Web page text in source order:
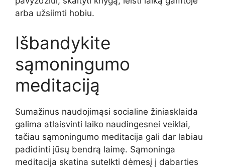
arba užsiimti hobiu.
Išbandykite
sąmoningumo
meditaciją
Sumažinus naudojimąsi socialine žiniasklaida
galima atlaisvinti laiko naudingesnei veiklai,
tačiau sąmoningumo meditacija gali dar labiau
padidinti jūsų bendrą laimę. Sąmoninga
meditacija skatina sutelkti dėmesį į dabarties